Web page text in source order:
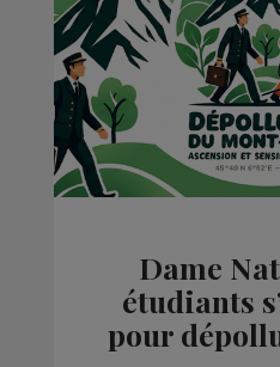
Dame
étudiants
pour